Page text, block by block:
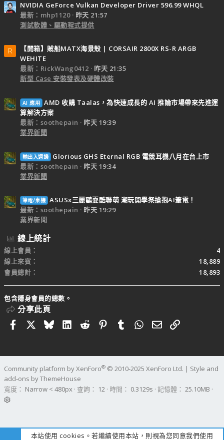
NVIDIA GeForce Vulkan Developer Driver 596.99 WHQL
最新：mhp1120
昨天 21:57
測試軟體、驅動程式提供
R
【開箱】賊船MATX海景殼 | CORSAIR 2800X RS-R ARGB
WEHITE
最新：RickWang0412
昨天 21:35
新型 Case 安裝發表及硬體改裝
AI 應用 AMD 收購 Taalas，為快速成長的 AI 推論市場帶來先進運
算解決方案
最新：soothepain
昨天 19:39
業界新聞
輸出入週邊
Glorious GHS Eternal RGB 電競耳機八月在台上市
最新：soothepain
昨天 19:34
業界新聞
筆電/桌機 ASUSx三麗鷗耍酷聯萌 潮玩開學祭搶抱AI筆電！
最新：soothepain
昨天 19:29
業界新聞
線上統計
線上會員
4
線上來賓
18,889
會員總計
18,893
包含隱身會員的總數。
分享此頁
FacebookBlueskyLinkedIn
RedditPinterestTumblrWhatsApp
電子郵件
連結
Community platform by XenForo® © 2010-2025 XenForo Ltd. | Style and
add-ons by ThemeHouse
寬度
查詢 12 時間 0.3129s 記憶體 25.10MB
本站使用 cookies。若繼續使用本站，則視為您同意我們使用